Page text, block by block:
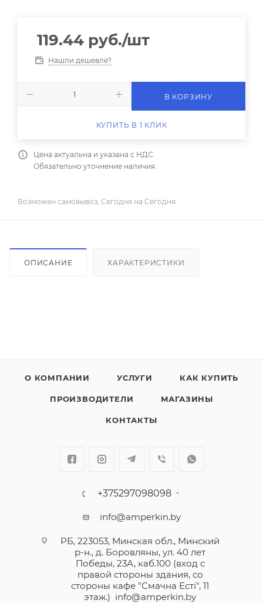
119.44 руб./шт
Нашли дешевле?
В КОРЗИНУ
КУПИТЬ В 1 КЛИК
Цена актуальна и указана с НДС.
Обязательно уточнение наличия.
Возможен самовывоз, Сегодня на Сегодня.
ОПИСАНИЕ ХАРАКТЕРИСТИКИ
О КОМПАНИИ УСЛУГИ КАК КУПИТЬ
ПРОИЗВОДИТЕЛИ МАГАЗИНЫ
КОНТАКТЫ
+375297098098
info@amperkin.by
РБ, 223053, Минская обл., Минский
р-н., д. Боровляны, ул. 40 лет
Победы, 23А, каб.100 (вход с
правой стороны здания, со
стороны кафе "Смачна Естi", 11
этаж.) info@amperkin.by